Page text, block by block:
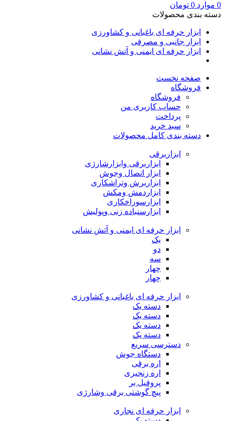
0 موارد 0 تومان
دسته بندی محصولات
ابزار حرفه ای باغبانی و کشاورزی
ابزار جانبی و مصرفی
ابزار حرفه ای ایمنی و آتش نشانی
صفحه نخست
فروشگاه
فروشگاه
حساب کاربری من
پرداخت
سبد خرید
دسته بندی کامل محصولات
ابزاربرقی
ابزاربرقی وابزارشارژی
ابزار اتصال وجوش
ابزاربرش وتراشکاری
ابزاردمش ومکش
ابزارسوراخکاری
ابزارسنباده زنی وپولیش
ابزار حرفه ای ایمنی و آتش نشانی
یک
دو
سه
چهار
چهار
ابزار حرفه ای باغبانی و کشاورزی
دسته یک
دسته یک
دسته یک
دسته یک
دسترسی سریع
دستگاه جوش
اره برقی
اره زنجیری
پروفیل بر
پیچ گوشتی برقی وشارژی
ابزار حرفه ای نجاری